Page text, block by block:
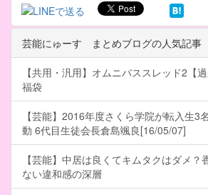
芸能にゅーす まとめブログの人気記事
【共用・汎用】オムニバススレッド2【
福袋
【芸能】2016年度さくら学院が転入生3
動 6代目生徒会長倉島颯良[16/05/07]
【芸能】中居は良くてキムタクはダメ？
ない違和感の深層